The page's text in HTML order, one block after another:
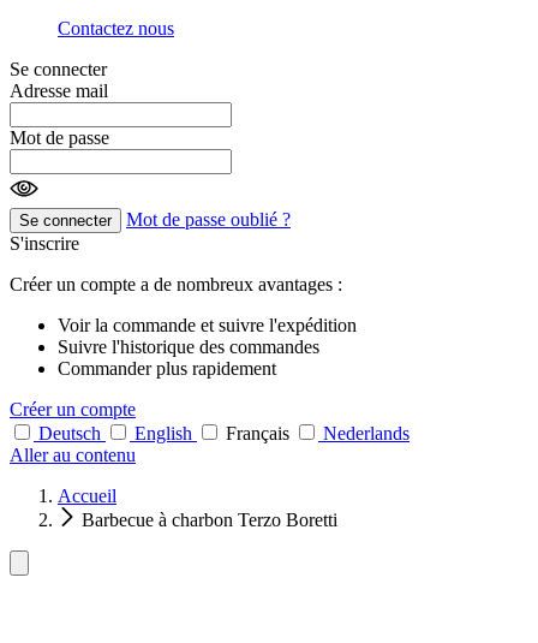
Contactez nous
Se connecter
Adresse mail
Mot de passe
Se connecter
Mot de passe oublié ?
S'inscrire
Créer un compte a de nombreux avantages :
Voir la commande et suivre l'expédition
Suivre l'historique des commandes
Commander plus rapidement
Créer un compte
Deutsch
English Français
Nederlands
Aller au contenu
Accueil
Barbecue à charbon Terzo Boretti